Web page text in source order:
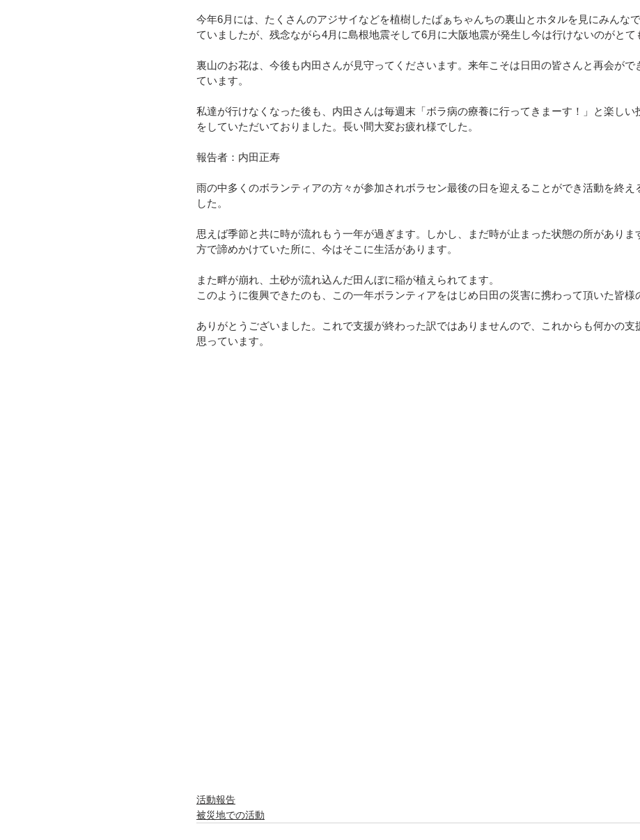
今年6月には、たくさんのアジサイなどを植樹したばぁちゃんちの裏山とホタルを見にみんな
ていましたが、残念ながら4月に島根地震そして6月に大阪地震が発生し今は行けないのがとて
裏山のお花は、今後も内田さんが見守ってくださいます。来年こそは日田の皆さんと再会がで
ています。
私達が行けなくなった後も、内田さんは毎週末「ボラ病の療養に行ってきまーす！」と楽しい
をしていただいておりました。長い間大変お疲れ様でした。
報告者：内田正寿
雨の中多くのボランティアの方々が参加されボラセン最後の日を迎えることができ活動を終え
した。
思えば季節と共に時が流れもう一年が過ぎます。しかし、まだ時が止まった状態の所がありま
方で諦めかけていた所に、今はそこに生活があります。
また畔が崩れ、土砂が流れ込んだ田んぼに稲が植えられてます。
このように復興できたのも、この一年ボランティアをはじめ日田の災害に携わって頂いた皆様
ありがとうございました。これで支援が終わった訳ではありませんので、これからも何かの支
思っています。
活動報告
被災地での活動